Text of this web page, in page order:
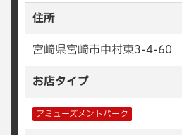
住所
宮崎県宮崎市中村東3-4-60
お店タイプ
アミューズメントパーク